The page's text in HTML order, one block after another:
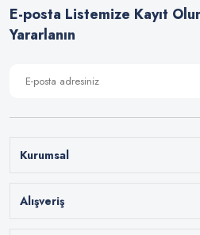
E-posta Listemize Kayıt
Yararlanın
Kurumsal
Alışveriş